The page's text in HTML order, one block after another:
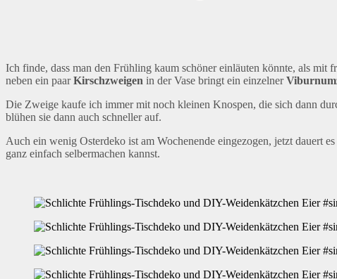
Ich finde, dass man den Frühling kaum schöner einläuten könnte, als
neben ein paarKirschzweigen in der Vase bringt ein einzelner
Die Zweige kaufe ich immer mit noch kleinen Knospen, die sich dann
blühen sie dann auch schneller auf.
Auch ein wenig Osterdeko ist am Wochenende eingezogen, jetzt dauert
ganz einfach selbermachen kannst.